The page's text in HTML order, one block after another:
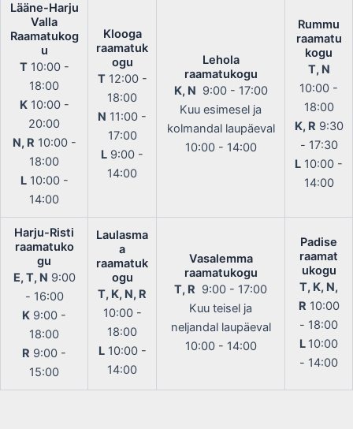
Lääne-Harju
Valla
Raamatukog
u
T10:00 -
18:00
K10:00 -
20:00
N, R 10:00 -
18:00
L10:00 -
14:00
Klooga
raamatuk
ogu
T12:00 -
18:00
N 11:00 -
17:00
L 9:00 -
14:00
Lehola
raamatukogu
K, N 9:00 - 17:00
Kuu esimesel ja
kolmandal laupäeval
10:00 - 14:00
Rummu
raamatu
kogu
T, N
10:00 -
18:00
K, R 9:30
- 17:30
L 10:00 -
14:00
Harju-Risti
raamatuko
gu
E, T, N 9:00
- 16:00
K 9:00 -
18:00
R 9:00 -
15:00
Laulasma
a
raamatuk
ogu
T, K, N, R
10:00 -
18:00
L10:00 -
14:00
Vasalemma
raamatukogu
T, R 9:00 - 17:00
Kuu teisel ja
neljandal laupäeval
10:00 - 14:00
Padise
raamat
ukogu
T, K, N,
R 10:00
- 18:00
L 10:00
- 14:00